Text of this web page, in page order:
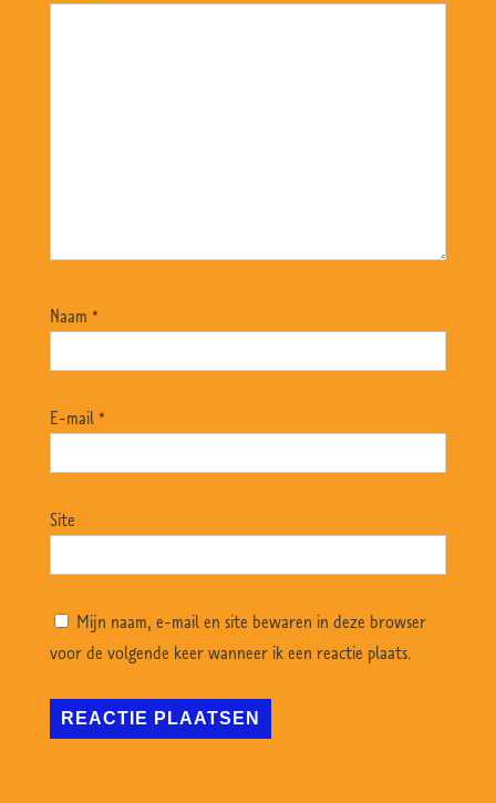
Naam *
E-mail *
Site
Mijn naam, e-mail en site bewaren in deze browser
voor de volgende keer wanneer ik een reactie plaats.